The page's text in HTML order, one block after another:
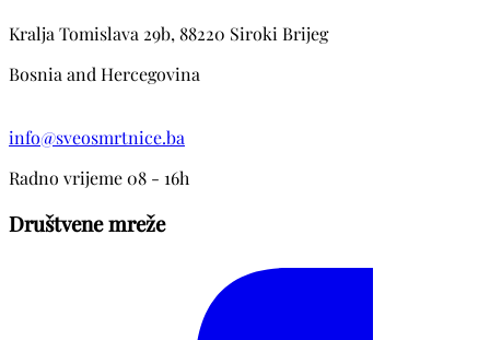
Kralja Tomislava 29b, 88220 Siroki Brijeg
Bosnia and Hercegovina
info@sveosmrtnice.ba
Radno vrijeme 08 - 16h
Društvene mreže